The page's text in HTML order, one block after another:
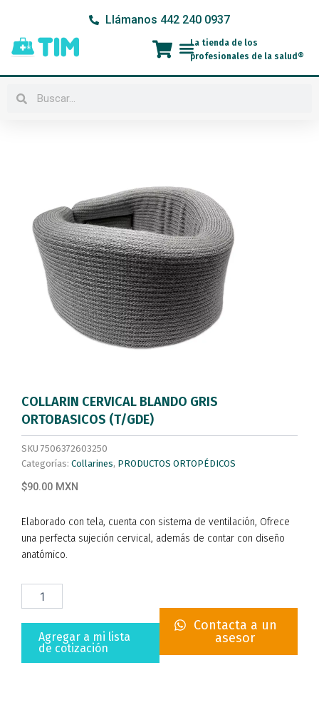
contenido
Llámanos 442 240 0937
Menú
La tienda de los
profesionales de la salud®
Buscar
COLLARIN CERVICAL BLANDO GRIS
ORTOBASICOS (T/GDE)
SKU 7506372603250
Categorías: Collarines, PRODUCTOS ORTOPÉDICOS
$90.00 MXN
Elaborado con tela, cuenta con sistema de ventilación, Ofrece
una perfecta sujeción cervical, además de contar con diseño
anatómico.
COLLARIN
CERVICAL
ORTOBASICOS
Agregar a mi lista
de cotización
Contacta a un
asesor